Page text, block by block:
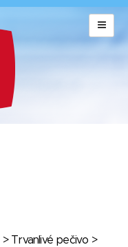
> Trvanlivé pečivo >